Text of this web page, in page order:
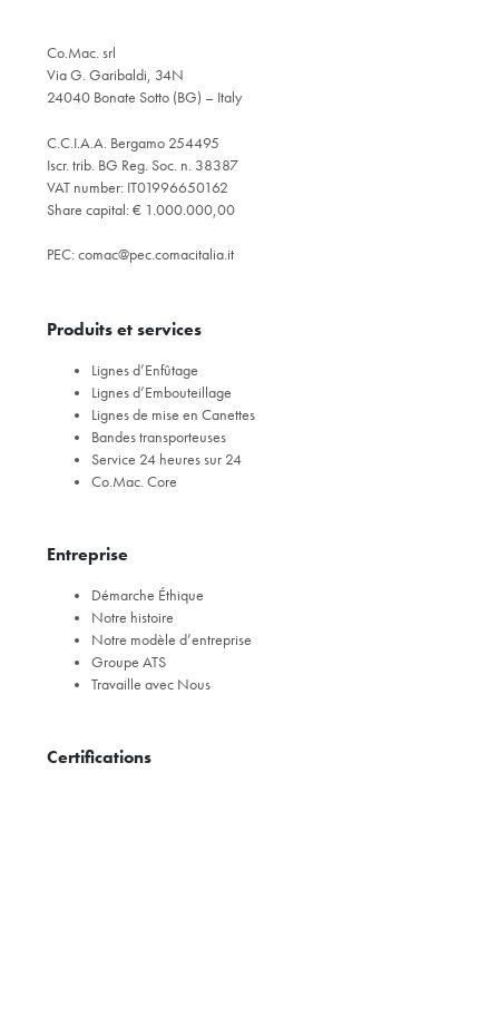
Co.Mac. srl
Via G. Garibaldi, 34N
24040 Bonate Sotto (BG) – Italy
C.C.I.A.A. Bergamo 254495
Iscr. trib. BG Reg. Soc. n. 38387
VAT number: IT01996650162
Share capital: € 1.000.000,00
PEC: comac@pec.comacitalia.it
Produits et services
Lignes d’Enfûtage
Lignes d’Embouteillage
Lignes de mise en Canettes
Bandes transporteuses
Service 24 heures sur 24
Co.Mac. Core
Entreprise
Démarche Éthique
Notre histoire
Notre modèle d’entreprise
Groupe ATS
Travaille avec Nous
Certifications